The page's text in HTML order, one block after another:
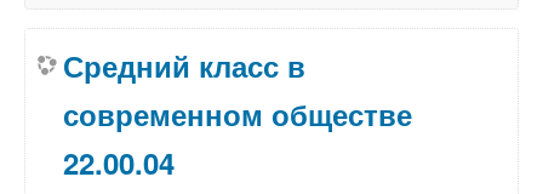
Средний класс в
современном обществе
22.00.04